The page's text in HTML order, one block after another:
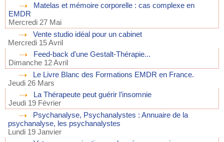
Matelas et mémoire corporelle : cas complexe en
EMDR
Mercredi 27 Mai
Vente studio idéal pour un cabinet
Mercredi 15 Avril
Feed-back d'une Gestalt-Thérapie...
Dimanche 12 Avril
Le Livre Blanc des Formations EMDR en France.
Jeudi 26 Mars
La Thérapeute peut guérir l’insomnie
Jeudi 19 Février
Psychanalyse, Psychanalystes : Annuaire de la
psychanalyse, les psychanalystes
Lundi 19 Janvier